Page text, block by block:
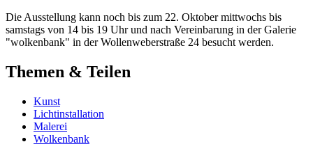
Die Ausstellung kann noch bis zum 22. Oktober mittwochs bis
samstags von 14 bis 19 Uhr und nach Vereinbarung in der Galerie
"wolkenbank" in der Wollenweberstraße 24 besucht werden.
Themen & Teilen
Kunst
Lichtinstallation
Malerei
Wolkenbank